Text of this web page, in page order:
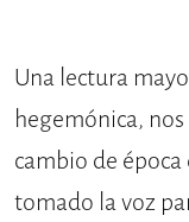
Una lectura
hegemónica,
cambio de
tomado la voz